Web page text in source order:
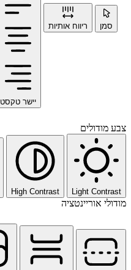
סמן ריווח אותיות
יישר טקסט
צבע מודולים
Light Contrast
High Contrast
מודולי אוריינטציה